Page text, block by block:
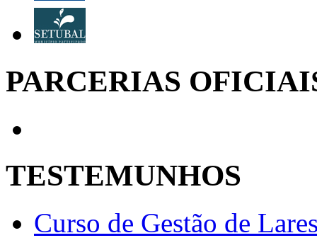
PARCERIAS
TESTEMUNHOS
Curso de Gestão de